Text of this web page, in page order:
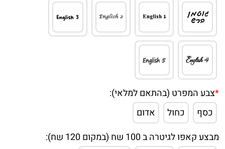
*צבע המפרט (בהתאם למלאי):
כסף
כחול
אדום
מבצע קאפו לגיטרה ב 100 שח (במקום 120 שח):